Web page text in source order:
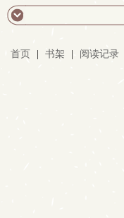
首页 书架 阅读记录